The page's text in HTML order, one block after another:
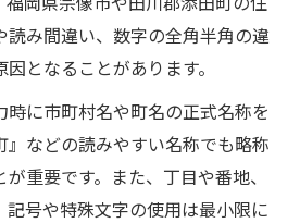
始める買取業務の効率アップ
結する住所確認の実践方法
立つ住所チェックのポイント
かせる住所確認の応用テクニ
み間違い、数字の全角半角の違
となることがあります。
時に市町村名や町名の正式名称を
などの読みやすい名称でも略称
重要です。また、丁目や番地、
号や特殊文字の使用は最小限に